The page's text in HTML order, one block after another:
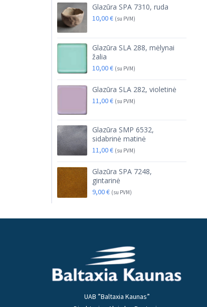
Glazūra SPA 7310, ruda
10,00€ (su PVM)
Glazūra SLA 288, mėlynai
žalia
10,00€ (su PVM)
Glazūra SLA 282, violetinė
11,00€ (su PVM)
Glazūra SMP 6532,
sidabrinė matinė
11,00€ (su PVM)
Glazūra SPA 7248,
gintarinė
9,00€ (su PVM)
UAB ”Baltaxia Kaunas”